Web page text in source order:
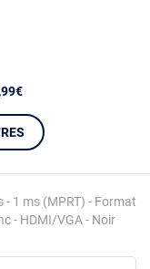
- 1 ms (MPRT) - Format
- HDMI/VGA - Noir